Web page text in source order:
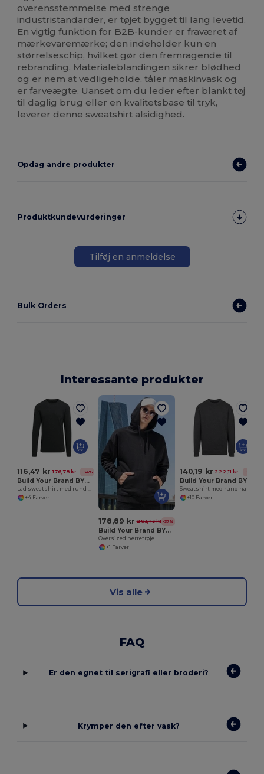
overensstemmelse med strenge
industristandarder, er tøjet bygget til lang levetid.
En vigtig funktion for B2B-kunder er fraværet af
mærkevaremærke; den indeholder kun en
størrelseschip, hvilket gør den fremragende til
rebranding. Materialeblandingen sikrer blødhed
og er nem at vedligeholde, tåler maskinvask og
er farveægte. Uanset om du leder efter blankt tøj
til daglig brug eller en kvalitetsbase til tryk,
leverer denne sweatshirt alsidighed.
Opdag andre produkter
Produktkundevurderinger
Tilføj en anmeldelse
Bulk Orders
Interessante produkter
116,47 kr 176,78 kr -34%
Build Your Brand BY010
Lad sweatshirt med rund hals
+4 Farver
178,89 kr 283,43 kr -37%
Build Your Brand BY074
Oversized herretrøje
+1 Farver
140,19 kr 222,11 kr -37%
Build Your Brand BY075
+10 Farver
Vis alle
FAQ
Er den egnet til serigrafi eller broderi?
Krymper den efter vask?